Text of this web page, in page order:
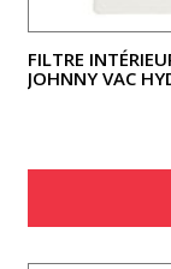
FILTRE
JOHNNY VAC